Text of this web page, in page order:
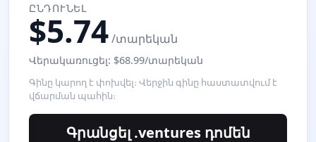
ԸՆԴՈՒՆԵԼ
$5.74/տարեկան
Վերակառուցել: $68.99/տարեկան
Գինը կարող է փոխվել։ Վերջին գինը հաստատվում է
վճարման պահին։
Գրանցել .ventures դոմեն